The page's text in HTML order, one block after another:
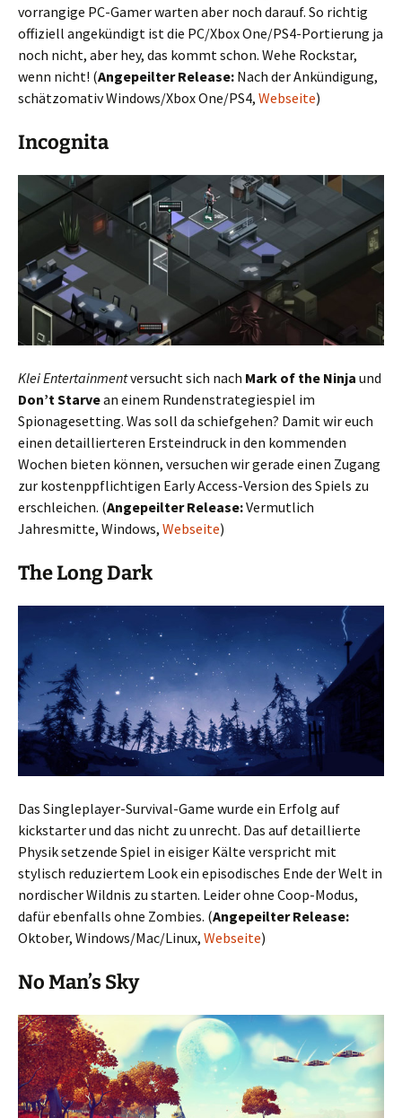
vorrangige PC-Gamer warten aber noch darauf. So richtig
offiziell angekündigt ist die PC/Xbox One/PS4-Portierung ja
noch nicht, aber hey, das kommt schon. Wehe Rockstar,
wenn nicht! (Angepeilter Release: Nach der Ankündigung,
schätzomativ Windows/Xbox One/PS4, Webseite)
Incognita
Klei Entertainmentversucht sich nach Mark of the Ninja und
Don’t Starvean einem Rundenstrategiespiel im
Spionagesetting. Was soll da schiefgehen? Damit wir euch
einen detaillierteren Ersteindruck in den kommenden
Wochen bieten können, versuchen wir gerade einen Zugang
zur kostenppflichtigen Early Access-Version des Spiels zu
erschleichen. (Angepeilter Release:Vermutlich
Jahresmitte, Windows, Webseite)
The Long Dark
Das Singleplayer-Survival-Game wurde ein Erfolg auf
kickstarter und das nicht zu unrecht. Das auf detaillierte
Physik setzende Spiel in eisiger Kälte verspricht mit
stylisch reduziertem Look ein episodisches Ende der Welt in
nordischer Wildnis zu starten. Leider ohne Coop-Modus,
dafür ebenfalls ohne Zombies. (Angepeilter Release:
Oktober, Windows/Mac/Linux, Webseite)
No Man’s Sky